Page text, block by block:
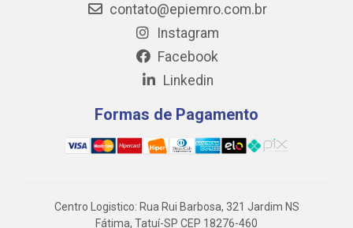
contato@epiemro.com.br
Instagram
Facebook
Linkedin
Formas de Pagamento
Centro Logistico: Rua Rui Barbosa, 321 Jardim NS
Fátima, Tatuí-SP CEP 18276-460